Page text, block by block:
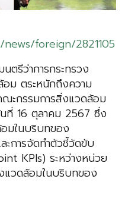
foreign/2821105
ตรีว่าการกระทรวง
อม ตระหนักถึงความ
ะกรรมการสิ่งแวดล้อม
ที่ 16 ตุลาคม 2567 ซึ่ง
มในบริบทของ
ะการจัดทำตัวชี้วัดขับ
KPIs) ระหว่างหน่วย
แวดล้อมในบริบทของ